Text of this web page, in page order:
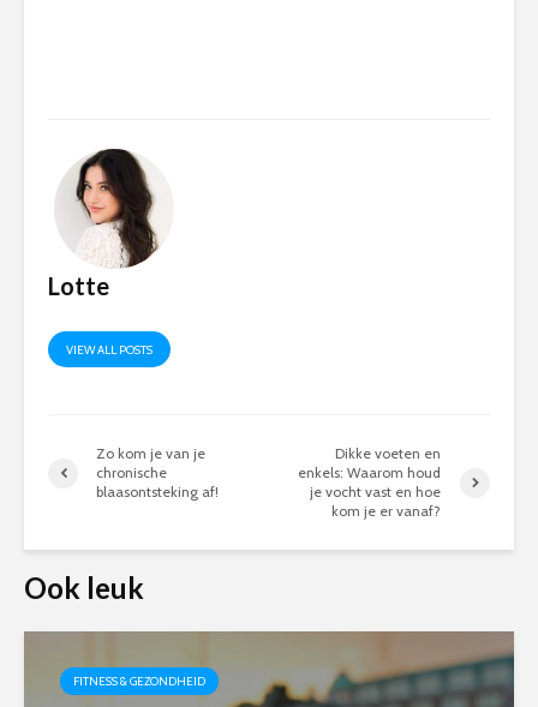
Lotte
VIEW ALL POSTS
Zo kom je van je
chronische
blaasontsteking af!
Dikke voeten en
enkels: Waarom houd
je vocht vast en hoe
kom je er vanaf?
Ook leuk
FITNESS & GEZONDHEID